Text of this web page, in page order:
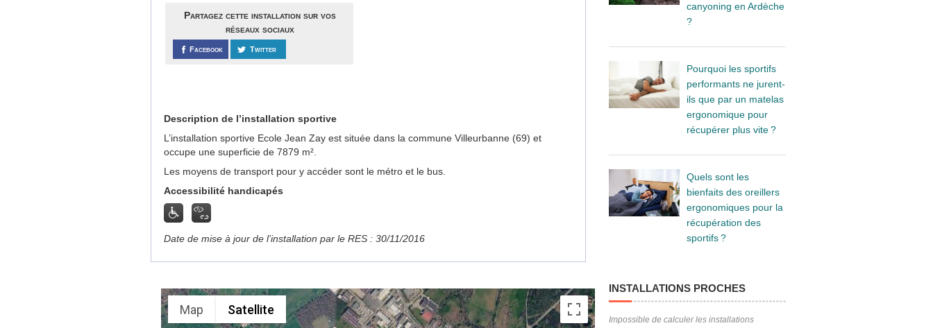
Partagez cette installation sur vos
réseaux sociaux
Facebook Twitter
Description de l’installation sportive
L’installation sportive Ecole Jean Zay est située dans la commune Villeurbanne (69) et
occupe une superficie de 7879 m².
Les moyens de transport pour y accéder sont le métro et le bus.
Accessibilité handicapés
Date de mise à jour de l’installation par le RES : 30/11/2016
Map Satellite
canyoning en Ardèche
?
Pourquoi les sportifs
performants ne jurent-
ils que par un matelas
ergonomique pour
récupérer plus vite ?
Quels sont les
bienfaits des oreillers
ergonomiques pour la
récupération des
sportifs ?
INSTALLATIONS PROCHES
Impossible de calculer les installations